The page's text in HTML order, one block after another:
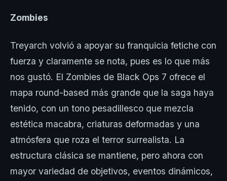
Zombies
Treyarch volvió a apoyar su franquicia fetiche con
fuerza y claramente se nota, pues es lo que más
nos gustó. El Zombies de Black Ops 7 ofrece el
mapa round-based más grande que la saga haya
tenido, con un tono pesadillesco que mezcla
estética macabra, criaturas deformadas y una
atmósfera que roza el terror surrealista. La
estructura clásica se mantiene, pero ahora con
mayor variedad de objetivos, eventos dinámicos,